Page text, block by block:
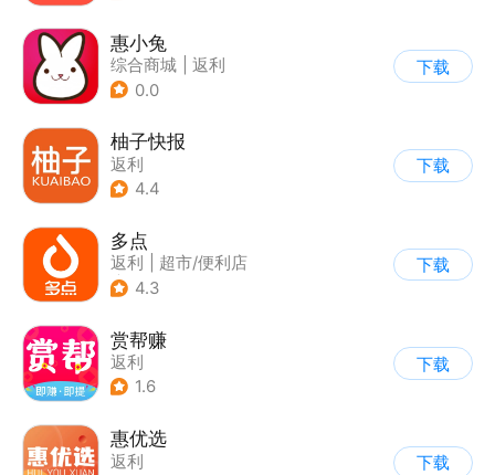
惠小兔
综合商城
返利
0.0
下载
柚子快报
返利
4.4
下载
多点
返利
超市/便利店
| 生鲜/买菜
4.3
下载
赏帮赚
返利
1.6
下载
惠优选
返利
下载